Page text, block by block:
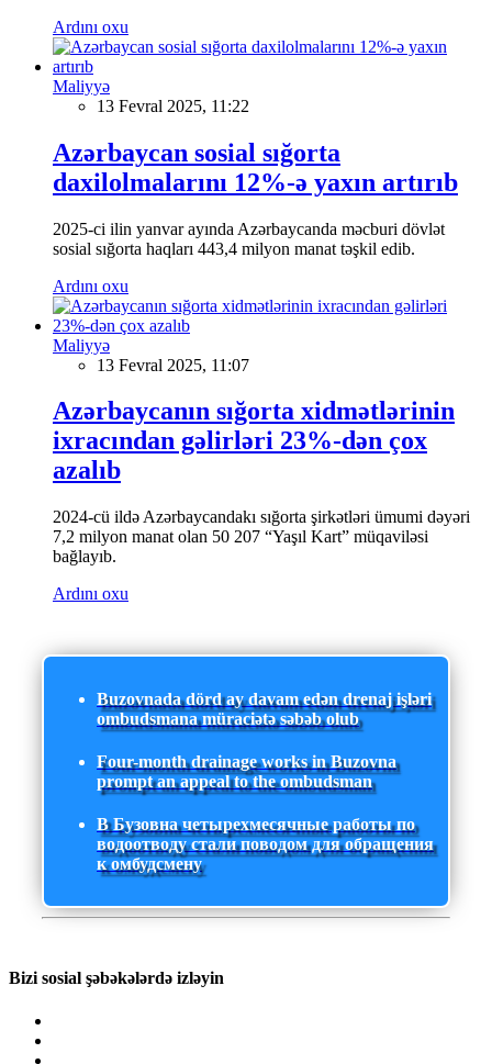
Ardını oxu
Maliyyə
13 Fevral 2025, 11:22
Azərbaycan sosial sığorta
daxilolmalarını 12%-ə yaxın artırıb
2025-ci ilin yanvar ayında Azərbaycanda məcburi dövlət
sosial sığorta haqları 443,4 milyon manat təşkil edib.
Ardını oxu
Maliyyə
13 Fevral 2025, 11:07
Azərbaycanın sığorta xidmətlərinin
ixracından gəlirləri 23%-dən çox
azalıb
2024-cü ildə Azərbaycandakı sığorta şirkətləri ümumi dəyəri
7,2 milyon manat olan 50 207 “Yaşıl Kart” müqaviləsi
bağlayıb.
Ardını oxu
Buzovnada dörd ay davam edən drenaj işləri
ombudsmana müraciətə səbəb olub
Four-month drainage works in Buzovna
prompt an appeal to the ombudsman
В Бузовна четырехмесячные работы по
водоотводу стали поводом для обращения
к омбудсмену
Bizi sosial şəbəkələrdə izləyin